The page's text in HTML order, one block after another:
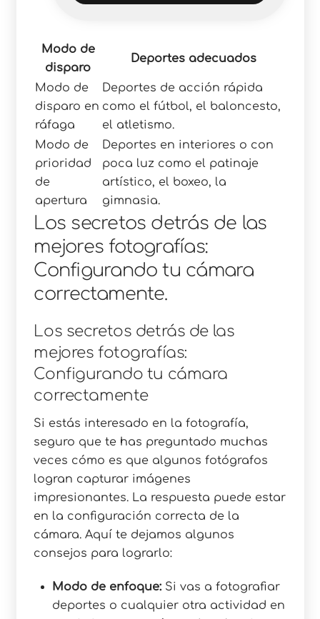
Modo de
disparo
Deportes adecuados
Modo de
disparo en
ráfaga
Deportes de acción rápida
como el fútbol, el baloncesto,
el atletismo.
Modo de
prioridad
de
apertura
Deportes en interiores o con
poca luz como el patinaje
artístico, el boxeo, la
gimnasia.
Los secretos detrás de las
mejores fotografías:
Configurando tu cámara
correctamente.
Los secretos detrás de las
mejores fotografías:
Configurando tu cámara
correctamente
Si estás interesado en la fotografía,
seguro que te has preguntado muchas
veces cómo es que algunos fotógrafos
logran capturar imágenes
impresionantes. La respuesta puede estar
en la configuración correcta de la
cámara. Aquí te dejamos algunos
consejos para lograrlo:
Modo de enfoque: Si vas a fotografiar
deportes o cualquier otra actividad en